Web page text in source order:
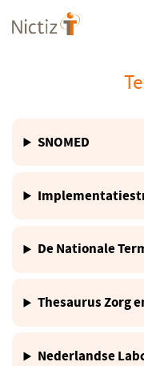
Overslaan
en
SNOMED
De Nationale
Thesaurus Zorg
Nederlandse